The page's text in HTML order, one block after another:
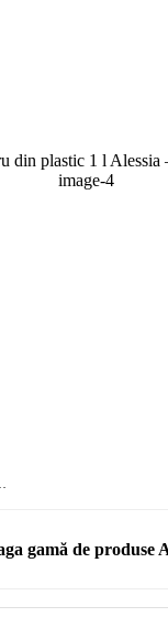
gamă de produse